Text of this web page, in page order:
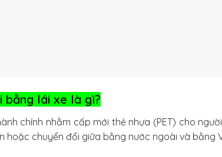
bằng lái xe là gì?
chính nhằm cấp mới thẻ nhựa (PET) cho
hoặc chuyển đổi giữa bằng nước ngoài và bằng